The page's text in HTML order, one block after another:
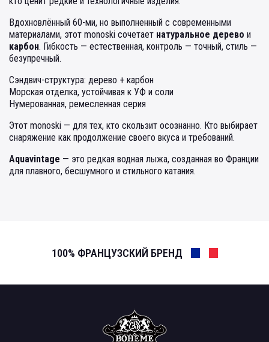
Вдохновлённый 60-ми, но выполненный с современными
материалами, этот monoski сочетает натуральное дерево и
карбон. Гибкость — естественная, контроль — точный, стиль —
безупречный.
Сэндвич-структура: дерево + карбон
Морская отделка, устойчивая к УФ и соли
Нумерованная, ремесленная серия
Этот monoski — для тех, кто скользит осознанно. Кто выбирает
снаряжение как продолжение своего вкуса и требований.
Aquavintage — это редкая водная лыжа, созданная во Франции
для плавного, бесшумного и стильного катания.
100% ФРАНЦУЗСКИЙ БРЕНД